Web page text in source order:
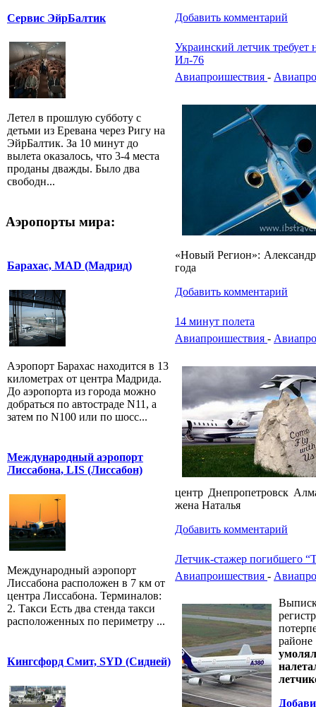
Сервис ЭйрБалтик
Летел в прошлую субботу с
детьми из Еревана через Ригу на
ЭйрБалтик. За 10 минут до
вылета оказалось, что 3-4 места
проданы дважды. Было два
свободн...
Аэропорты мира:
Барахас, MAD (Мадрид)
Аэропорт Барахас находится в 13
километрах от центра Мадрида.
До аэропорта из города можно
добраться по автостраде N11, а
затем по N100 или по шосс...
Международный аэропорт
Лиссабона, LIS (Лиссабон)
Международный аэропорт
Лиссабона расположен в 7 км от
центра Лиссабона. Терминалов:
2. Такси Есть два стенда такси
расположенных по периметру ...
Кингсфорд Смит, SYD (Сидней)
Добавить комментарий
Украинский летчик требует
Ил-76
Авиапроишествия -
«Новый Регион»:
года
Добавить комментарий
14 минут полета
Авиапроишествия -
центр Днепропетровск
жена Наталья
Добавить комментарий
Летчик-стажер погибшего
Авиапроишествия -